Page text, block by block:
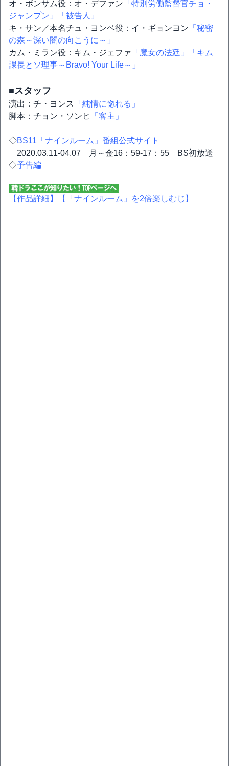
オ・ボンサム役：オ・デファン 「特別労働監督官チョ・
ジャンプン」
「被告人」
キ・サン／本名チュ・ヨンベ役：イ・ギョンヨン 「秘密
の森～深い闇の向こうに～」
カム・ミラン役：キム・ジェファ 「魔女の法廷」
「キム
課長とソ理事～Bravo! Your Life～」
■スタッフ
演出：チ・ヨンス
「純情に惚れる」
脚本：チョン・ソンヒ
「客主」
◇BS11「ナインルーム」番組公式サイト
2020.03.11-04.07 月～金16：59-17：55 BS初放送
◇予告編
【作品詳細】 【「ナインルーム」を2倍楽しむじ】